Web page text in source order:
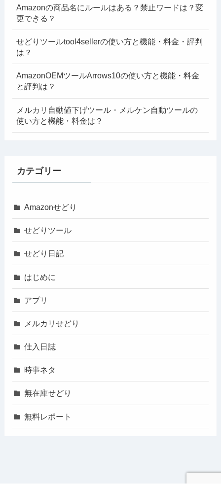
Amazonの商品名にルールはある？禁止ワードは？変
更できる？
せどりツールtool4sellerの使い方と機能・料金・評判
は？
AmazonOEMツールArrows10の使い方と機能・料金
と評判は？
メルカリ自動値下げツール・メルケン自動ツールの
使い方と機能・料金は？
カテゴリー
Amazonせどり
せどりツール
せどり日記
はじめに
アプリ
メルカリせどり
仕入日誌
時事ネタ
無在庫せどり
無料レポート